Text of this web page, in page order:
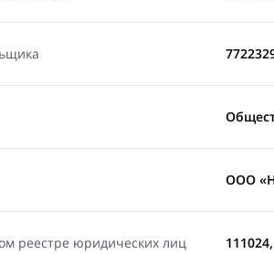
ООО
реестре юридических лиц